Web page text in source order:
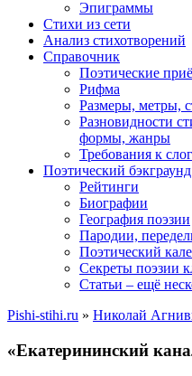
Эпиграммы
Стихи из сети
Анализ стихотворений
Справочник
Поэтические
Рифма
Размеры, метры,
Разновидности
формы, жанры
Требования к
Поэтический бэкграунд
Рейтинги
Биографии
География поэзии
Пародии,
Поэтический
Секреты поэзии
Статьи – ещё
Pishi-stihi.ru » Николай
«Екатерининский